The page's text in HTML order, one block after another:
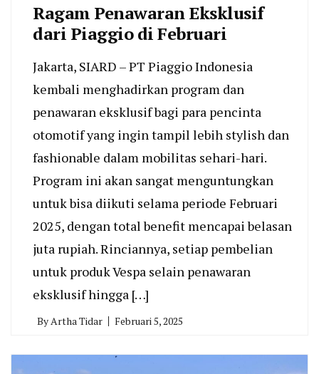
Ragam Penawaran Eksklusif
dari Piaggio di Februari
Jakarta, SIARD – PT Piaggio Indonesia
kembali menghadirkan program dan
penawaran eksklusif bagi para pencinta
otomotif yang ingin tampil lebih stylish dan
fashionable dalam mobilitas sehari-hari.
Program ini akan sangat menguntungkan
untuk bisa diikuti selama periode Februari
2025, dengan total benefit mencapai belasan
juta rupiah. Rinciannya, setiap pembelian
untuk produk Vespa selain penawaran
eksklusif hingga […]
ByArtha Tidar Februari 5, 2025